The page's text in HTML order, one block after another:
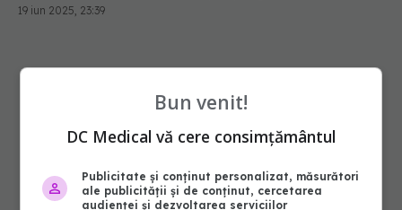
19 iun 2025, 23:39
Bun venit!
DC Medical vă cere consimțământul
Publicitate și conținut personalizat, măsurători
ale publicității și de conținut, cercetarea
audienței și dezvoltarea serviciilor